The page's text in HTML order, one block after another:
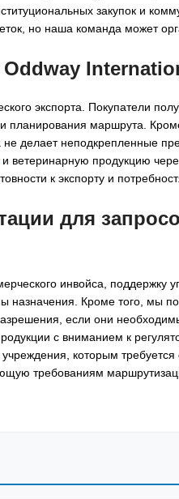
закупок и
но наша команда может
Oddway
экспорта. Покупатели
маршрута. Кроме
не делает неподкрепленные
и ветеринарную продукцию
к экспорту и
для
инвойса, поддержку
назначения. Кроме того, мы
если они
с вниманием к
которым требуется
требованиям